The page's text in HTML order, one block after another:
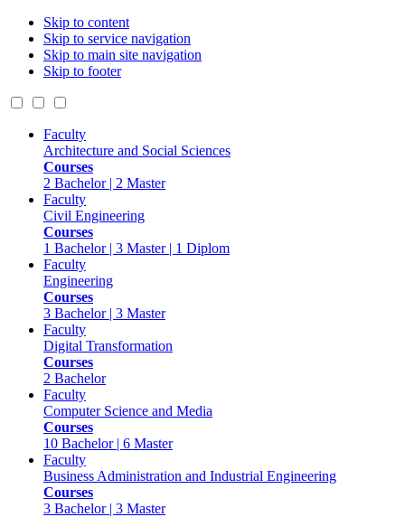
Skip to content
Skip to service navigation
Skip to main site navigation
Skip to footer
Faculty
Architecture and Social Sciences
Courses
2 Bachelor | 2 Master
Faculty
Civil Engineering
Courses
1 Bachelor | 3 Master | 1 Diplom
Faculty
Engineering
Courses
3 Bachelor | 3 Master
Faculty
Digital Transformation
Courses
2 Bachelor
Faculty
Computer Science and Media
Courses
10 Bachelor | 6 Master
Faculty
Business Administration and Industrial Engineering
Courses
3 Bachelor | 3 Master